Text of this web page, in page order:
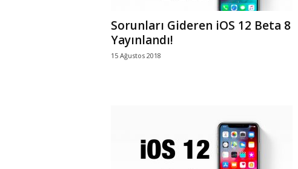
Sorunları Gideren iOS 12 Beta 8
Yayınlandı!
15 Ağustos 2018